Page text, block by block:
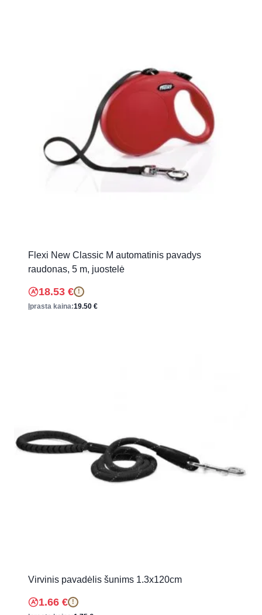
Flexi New Classic M automatinis pavadys
raudonas, 5 m, juostelė
18.53 € !
Įprasta kaina:19.50 €
Virvinis pavadėlis šunims 1.3x120cm
1.66 € !